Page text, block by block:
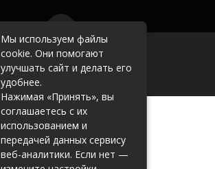
2026 (c) zhakonyaspb.ru
Мы используем файлы
cookie. Они помогают
улучшать сайт и делать его
удобнее.
Нажимая «Принять», вы
соглашаетесь с их
использованием и
передачей данных сервису
веб-аналитики. Если нет —